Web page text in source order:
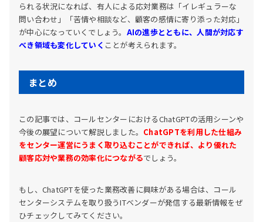
られる状況になれば、有人による応対業務は「イレギュラーな
問い合わせ」「苦情や相談など、顧客の感情に寄り添った対応」
が中心になっていくでしょう。 AIの進歩とともに、人間が対応す
べき領域も変化していく ことが考えられます。
まとめ
この記事では、コールセンターにおけるChatGPTの活用シーンや
今後の展望について解説しました。 ChatGPTを利用した仕組み
をセンター運営にうまく取り込むことができれば、より優れた
顧客応対や業務の効率化につながるでしょう。
もし、ChatGPTを使った業務改善に興味がある場合は、コール
センターシステムを取り扱うITベンダーが発信する最新情報をぜ
ひチェックしてみてください。